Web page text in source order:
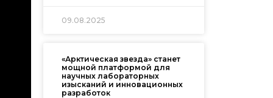
09.08.2025
«Арктическая звезда» станет
мощной платформой для
научных лабораторных
изысканий и инновационных
разработок